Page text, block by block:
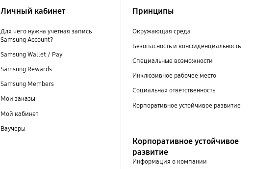
Личный кабинет
Для чего нужна учетная запись
Samsung Account?
Samsung Wallet / Pay
Samsung Rewards
Samsung Members
Мои заказы
Мой кабинет
Ваучеры
Принципы
Окружающая среда
Безопасность и конфиденциальность
Специальные возможности
Инклюзивное рабочее место
Социальная ответственность
Корпоративное устойчивое развитие
Корпоративное устойчивое
развитие
Информация о компании